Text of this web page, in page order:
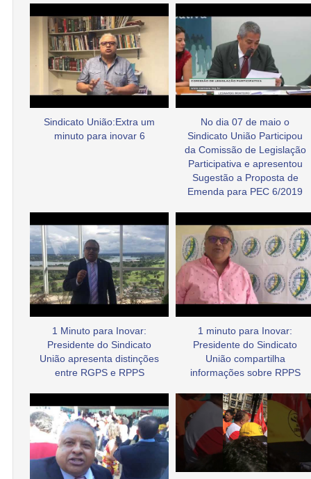
Sindicato União:Extra um
minuto para inovar 6
No dia 07 de maio o
Sindicato União Participou
da Comissão de Legislação
Participativa e apresentou
Sugestão a Proposta de
Emenda para PEC 6/2019
1 Minuto para Inovar:
Presidente do Sindicato
União apresenta distinções
entre RGPS e RPPS
1 minuto para Inovar:
Presidente do Sindicato
União compartilha
informações sobre RPPS